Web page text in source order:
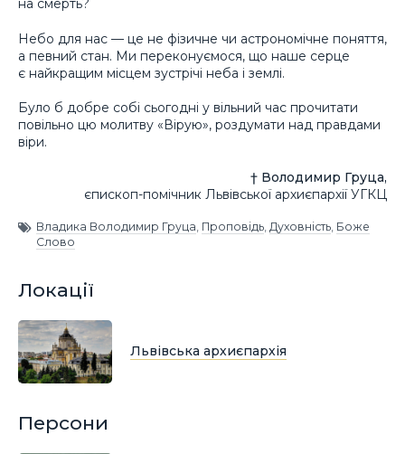
на смерть?
Небо для нас — це не фізичне чи астрономічне поняття,
а певний стан. Ми переконуємося, що наше серце
є найкращим місцем зустрічі неба і землі.
Було б добре собі сьогодні у вільний час прочитати
повільно цю молитву «Вірую», роздумати над правдами
віри.
† Володимир Груца,
єпископ-помічник Львівської архиєпархії УГКЦ
Владика Володимир Груца, Проповідь, Духовність, Боже
Слово
Локації
Львівська архиєпархія
Персони